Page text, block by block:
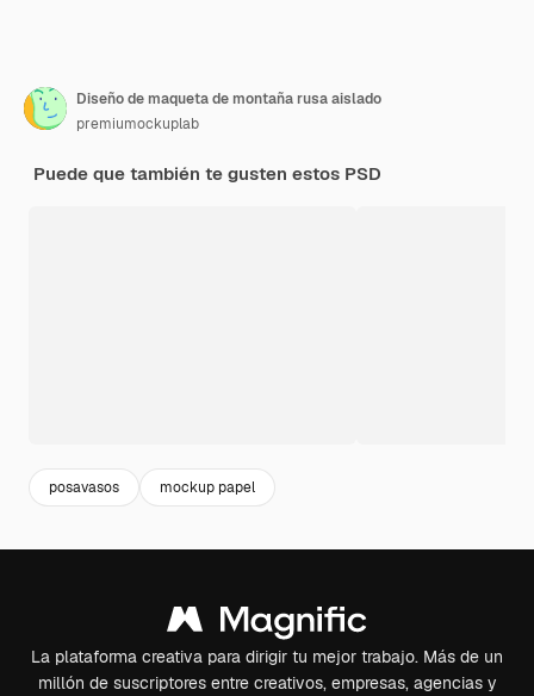
Diseño de maqueta de montaña rusa aislado
premiumockuplab
Puede que también te gusten estos PSD
posavasos mockup papel
La plataforma creativa para dirigir tu mejor trabajo. Más de un
millón de suscriptores entre creativos, empresas, agencias y